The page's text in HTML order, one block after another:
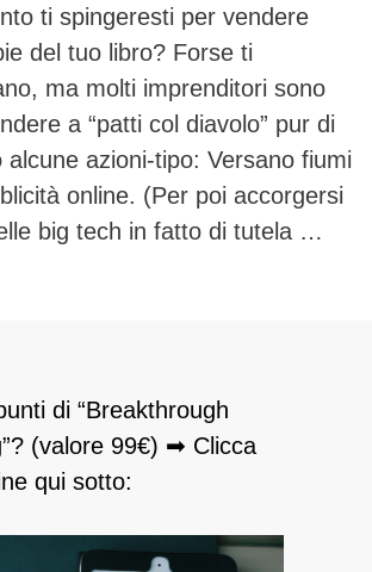
ti spingeresti per vendere
del tuo libro? Forse ti
ma molti imprenditori sono
a “patti col diavolo” pur di
alcune azioni-tipo: Versano fiumi
online. (Per poi accorgersi
big tech in fatto di tutela …
di “Breakthrough
(valore 99€) ➡ Clicca
qui sotto: